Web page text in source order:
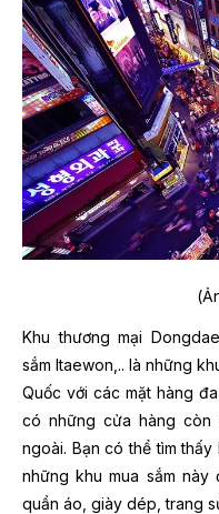
Khu thương mại
sắm Itaewon,.. là những
Quốc với các mặt hàng
có những cửa hàng còn
ngoài. Bạn có thể tìm
những khu mua sắm này
quần áo, giày dép, trang